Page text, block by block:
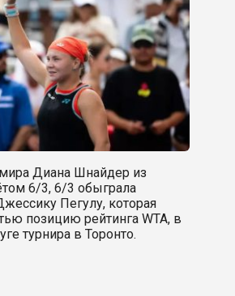
Диана Шнайдер из
6/3, 6/3 обыграла
Пегулу, которая
позицию рейтинга WTA, в
турнира в Торонто.